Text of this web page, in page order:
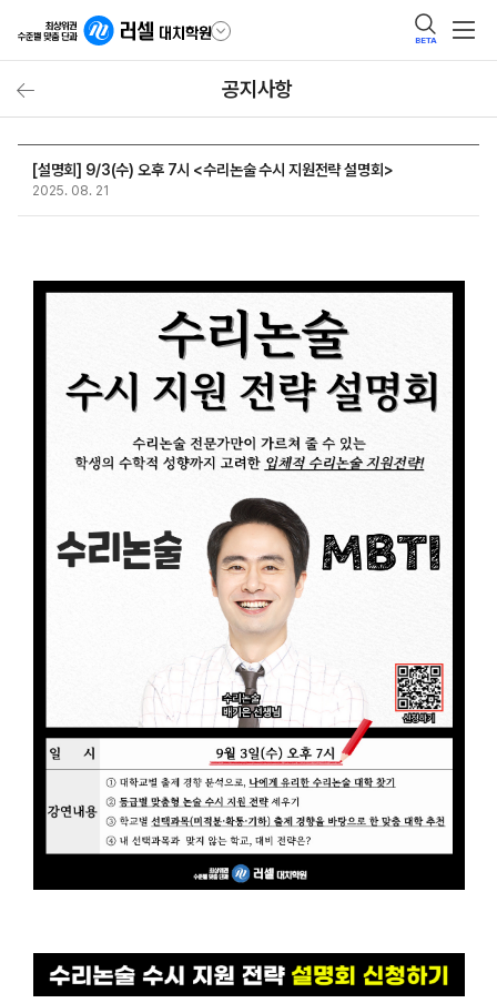
BETA
공지사항
[설명회] 9/3(수) 오후 7시 <수리논술 수시 지원전략 설명회>
2025. 08. 21